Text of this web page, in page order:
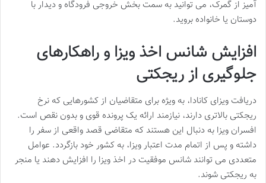
آمیز از گمرک، می توانید به سمت بخش خروجی فرودگاه و دیدار با
دوستان یا خانواده بروید.
افزایش شانس اخذ ویزا و راهکارهای
جلوگیری از ریجکتی
دریافت ویزای کانادا، به ویژه برای متقاضیان از کشورهایی که نرخ
ریجکتی بالاتری دارند، نیازمند ارائه یک پرونده قوی و بدون نقص است.
افسران ویزا به دنبال این هستند که متقاضی قصد واقعی از سفر را
داشته و پس از اتمام مدت اعتبار ویزا، به کشور خود بازگردد. عوامل
متعددی می توانند شانس موفقیت در اخذ ویزا را افزایش دهند یا منجر
به ریجکتی شوند.